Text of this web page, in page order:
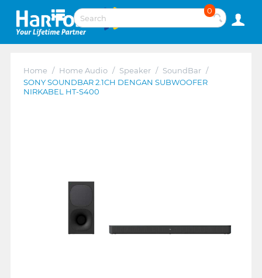
0
Home / Home Audio / Speaker / SoundBar /
SONY SOUNDBAR 2.1CH DENGAN SUBWOOFER
NIRKABEL HT-S400